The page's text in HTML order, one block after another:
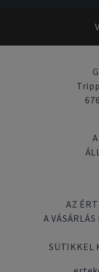
AZ
A
SÜTIKKEL